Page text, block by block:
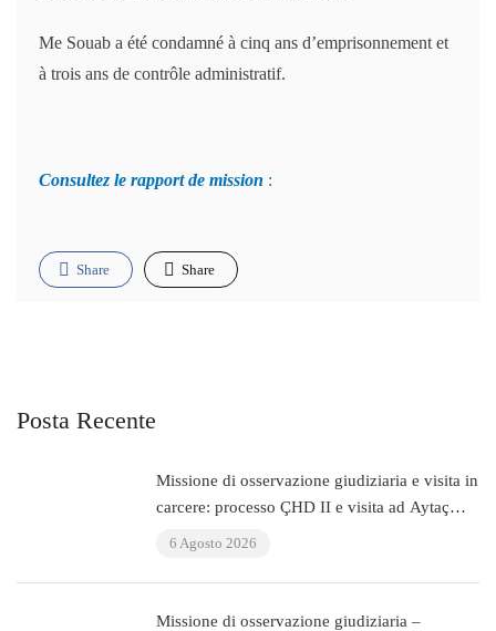
Me Souab a été condamné à cinq ans d’emprisonnement et
à trois ans de contrôle administratif.
Consultez le rapport de mission :
Share Share
Posta Recente
Missione di osservazione giudiziaria e visita in
carcere: processo ÇHD II e visita ad Aytaç
6 Agosto 2026
Missione di osservazione giudiziaria –